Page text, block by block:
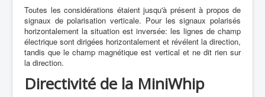
Toutes les considérations étaient jusqu'à présent à propos de
signaux de polarisation verticale. Pour les signaux polarisés
horizontalement la situation est inversée: les lignes de champ
électrique sont dirigées horizontalement et révélent la direction,
tandis que le champ magnétique est vertical et ne dit rien sur
la direction.
Directivité de la MiniWhip